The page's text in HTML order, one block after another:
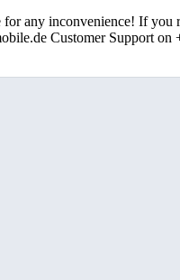
for any inconvenience! If you
Customer Support on